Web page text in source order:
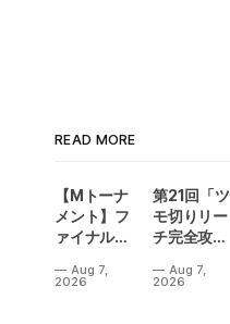
READ MORE
【Mトーナ
メント】フ
ァイナル／2
ニバル！東
Aug 7,
2026
第21回「ツ
モ切りリー
チ完全攻
Aug 7,
2026